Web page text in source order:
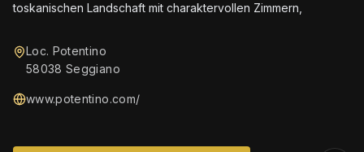
toskanischen Landschaft mit charaktervollen Zimmern,
Loc. Potentino
58038 Seggiano
www.potentino.com/